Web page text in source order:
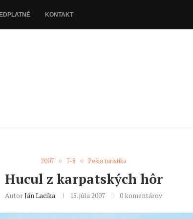
KONTAKT
2007 7-8 Pešia turistika
Hucul z karpatských hôr
AutorJán Lacika 15. júla 2007 0 komentárov